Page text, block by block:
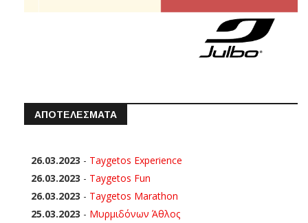
ΑΠΟΤΕΛΕΣΜΑΤΑ
26.03.2023 - Taygetos Experience
26.03.2023 - Taygetos Fun
26.03.2023 - Taygetos Marathon
25.03.2023 - Μυρμιδόνων Άθλος